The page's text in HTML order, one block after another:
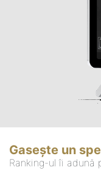
Gasește un
Ranking-ul îi adună